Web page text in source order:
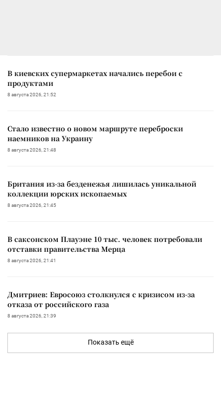
В киевских супермаркетах начались перебои с
продуктами
8 августа 2026, 21:52
Стало известно о новом маршруте переброски
наемников на Украину
8 августа 2026, 21:48
Британия из-за безденежья лишилась уникальной
коллекции юрских ископаемых
8 августа 2026, 21:45
В саксонском Плауэне 10 тыс. человек потребовали
отставки правительства Мерца
8 августа 2026, 21:41
Дмитриев: Евросоюз столкнулся с кризисом из-за
отказа от российского газа
8 августа 2026, 21:39
Показать ещё